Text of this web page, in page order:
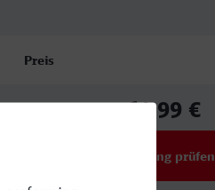
Preis
61,99 €
Verbindung prüfen